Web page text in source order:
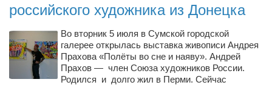
Кафе, клубы, рестораны
«Винегрет» — демократичный ресторан
«ЧАЙ — КАВА» магазин — кафе
Магазины
российского художника из Донецка
Во вторник 5 июля в Сумской городской
галерее открылась выставка живописи Андрея
Прахова «Полёты во сне и наяву». Андрей
Прахов — член Союза художников России.
Родился и долго жил в Перми. Сейчас